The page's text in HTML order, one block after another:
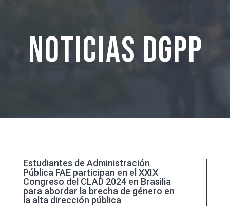
Noticias DGPP
Estudiantes de Administración
Pública FAE participan en el XXIX
Congreso del CLAD 2024 en Brasilia
para abordar la brecha de género en
la alta dirección pública